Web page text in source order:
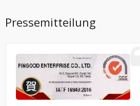
Pressemitteilung